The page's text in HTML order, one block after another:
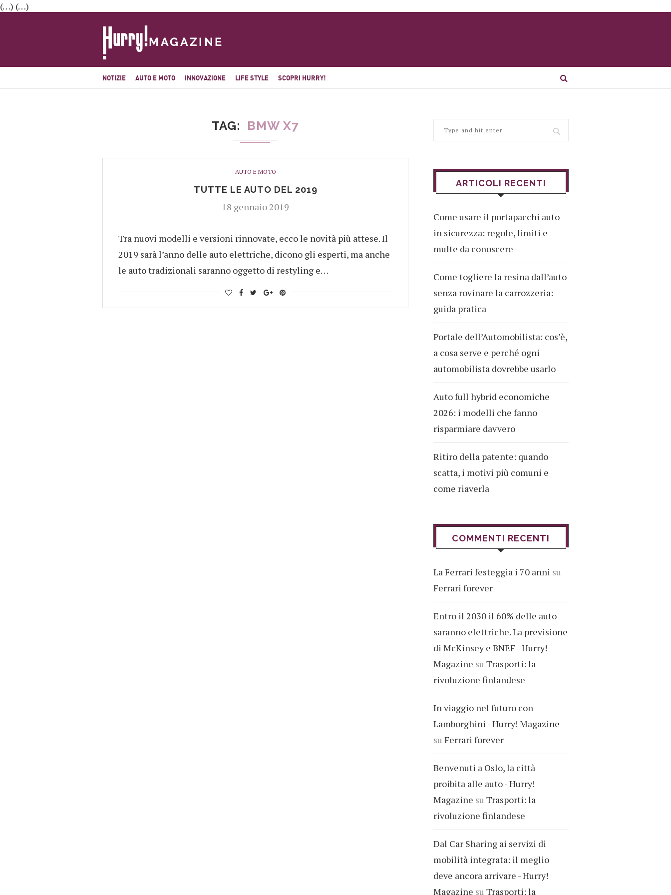
(…) (…)
NOTIZIE AUTO E MOTO INNOVAZIONE LIFE STYLE SCOPRI HURRY!
TAG BMW X7
AUTO E MOTO
TUTTE LE AUTO DEL 2019
18 gennaio 2019
Tra nuovi modelli e versioni rinnovate, ecco le novità più attese. Il
2019 sarà l’anno delle auto elettriche, dicono gli esperti, ma anche
le auto tradizionali saranno oggetto di restyling e…
ARTICOLI RECENTI
Come usare il portapacchi auto
in sicurezza: regole, limiti e
multe da conoscere
Come togliere la resina dall’auto
senza rovinare la carrozzeria:
guida pratica
Portale dell’Automobilista: cos’è,
a cosa serve e perché ogni
automobilista dovrebbe usarlo
Auto full hybrid economiche
2026: i modelli che fanno
risparmiare davvero
Ritiro della patente: quando
scatta, i motivi più comuni e
come riaverla
COMMENTI RECENTI
La Ferrari festeggia i 70 anni su
Ferrari forever
Entro il 2030 il 60% delle auto
saranno elettriche. La previsione
di McKinsey e BNEF - Hurry!
Magazine su Trasporti: la
rivoluzione finlandese
In viaggio nel futuro con
Lamborghini - Hurry! Magazine
su Ferrari forever
Benvenuti a Oslo, la città
proibita alle auto - Hurry!
Magazine su Trasporti: la
rivoluzione finlandese
Dal Car Sharing ai servizi di
mobilità integrata: il meglio
deve ancora arrivare - Hurry!
Magazine su Trasporti: la